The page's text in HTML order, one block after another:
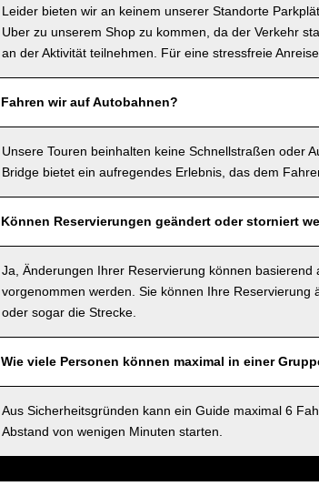
Leider bieten wir an keinem unserer Standorte
Uber zu unserem Shop zu kommen, da der Verkehr
an der Aktivität teilnehmen. Für eine stressfreie
Fahren wir auf Autobahnen?
Unsere Touren beinhalten keine Schnellstraßen oder
Bridge bietet ein aufregendes Erlebnis, das dem
Können Reservierungen geändert oder storniert
Ja, Änderungen Ihrer Reservierung können
vorgenommen werden. Sie können Ihre
oder sogar die Strecke.
Wie viele Personen können maximal in einer
Aus Sicherheitsgründen kann ein Guide maximal 6
Abstand von wenigen Minuten starten.